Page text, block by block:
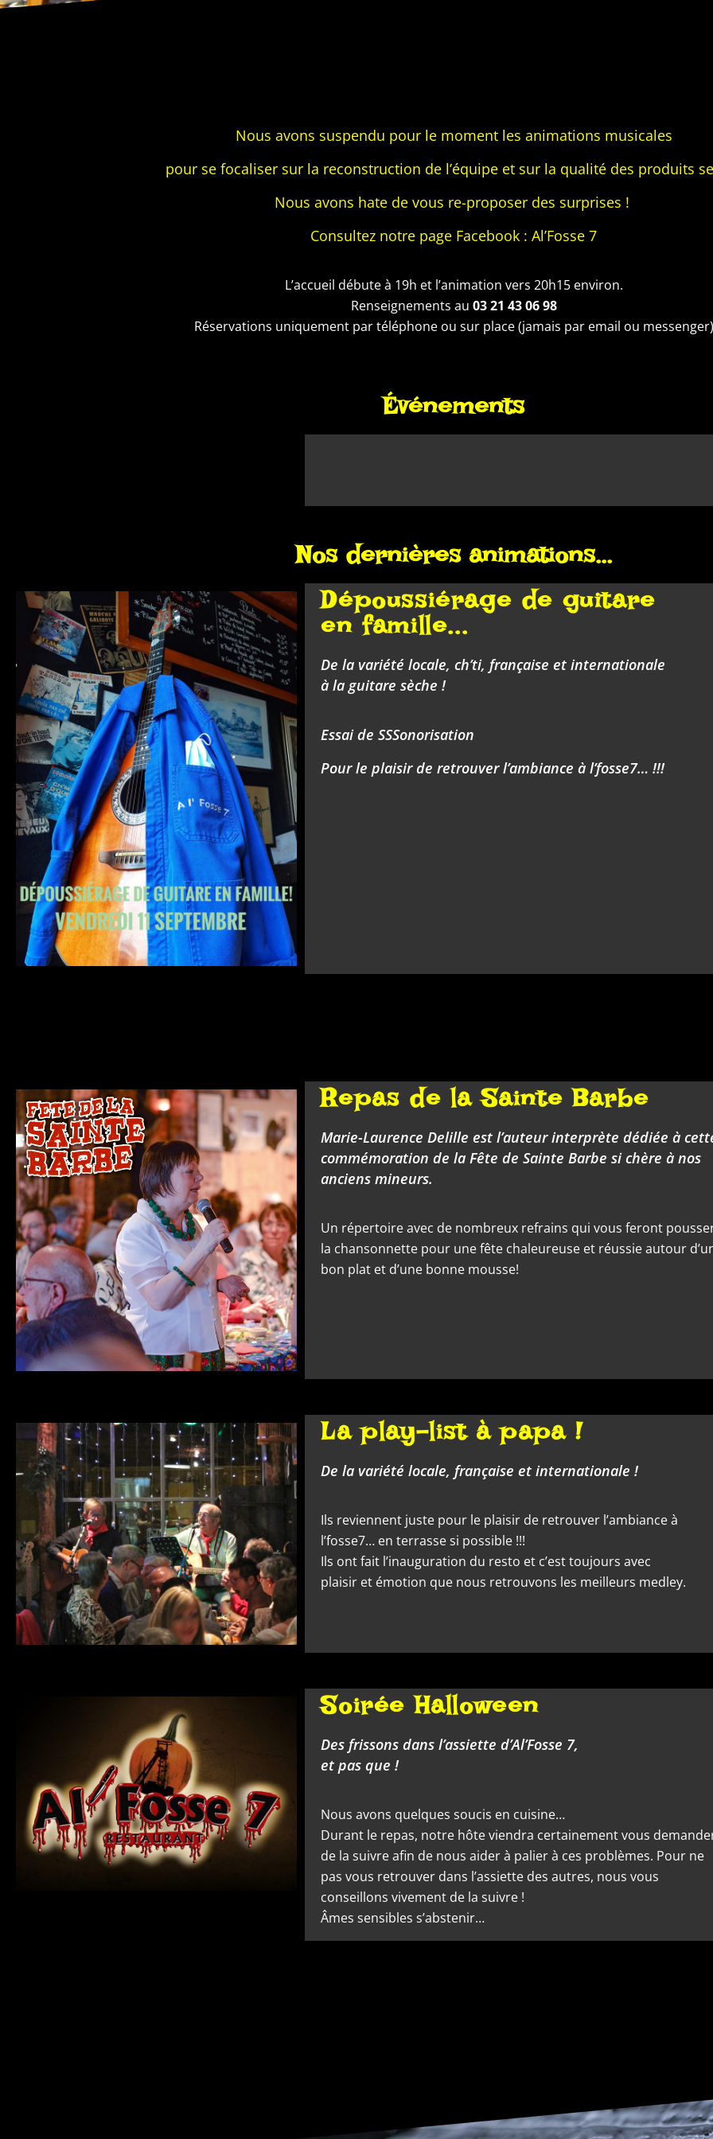
Nous avons suspendu pour le moment les animations musicales
pour se focaliser sur la reconstruction de l’équipe et sur la qualité des produits
Nous avons hate de vous re-proposer des surprises !
Consultez notre page Facebook : Al’Fosse 7
L’accueil débute à 19h et l’animation vers 20h15 environ.
Renseignements au 03 21 43 06 98
Réservations uniquement par téléphone ou sur place (jamais par email ou messenger)
Événements
Nos dernières animations...
Dépoussiérage de guitare
en famille...
De la variété locale, ch’ti, française et internationale
à la guitare sèche !
Essai de SSSonorisation
Pour le plaisir de retrouver l’ambiance à l’fosse7… !!!
Repas de la Sainte Barbe
Marie-Laurence Delille est l’auteur interprète dédiée à
commémoration de la Fête de Sainte Barbe si chère à nos
anciens mineurs.
Un répertoire avec de nombreux refrains qui vous feront
la chansonnette pour une fête chaleureuse et réussie autour
bon plat et d’une bonne mousse!
La play-list à papa !
De la variété locale, française et internationale !
Ils reviennent juste pour le plaisir de retrouver l’ambiance à
l’fosse7… en terrasse si possible !!!
Ils ont fait l’inauguration du resto et c’est toujours avec
plaisir et émotion que nous retrouvons les meilleurs medley.
Soirée Halloween
Des frissons dans l’assiette d’Al’Fosse 7,
et pas que !
Nous avons quelques soucis en cuisine…
Durant le repas, notre hôte viendra certainement vous
de la suivre afin de nous aider à palier à ces problèmes. Pour ne
pas vous retrouver dans l’assiette des autres, nous vous
conseillons vivement de la suivre !
Âmes sensibles s’abstenir…